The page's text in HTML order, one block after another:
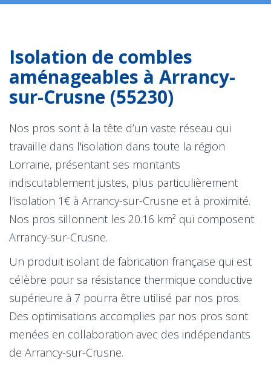
Isolation de combles
aménageables à Arrancy-
sur-Crusne (55230)
Nos pros sont à la tête d’un vaste réseau qui
travaille dans l'isolation dans toute la région
Lorraine, présentant ses montants
indiscutablement justes, plus particulièrement
l’isolation 1€ à Arrancy-sur-Crusne et à proximité.
Nos pros sillonnent les 20.16 km² qui composent
Arrancy-sur-Crusne.
Un produit isolant de fabrication française qui est
célèbre pour sa résistance thermique conductive
supérieure à 7 pourra être utilisé par nos pros.
Des optimisations accomplies par nos pros sont
menées en collaboration avec des indépendants
de Arrancy-sur-Crusne.